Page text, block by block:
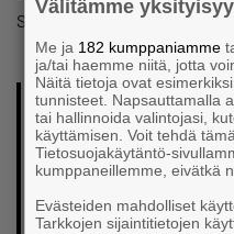
Savon Yrittäjien
”Yrityksen
katsoa
mielipiteet sivuun
pöydälle, on hyvä
Välitämme
Me ja 182 kumppaniamme
ja/tai haemme niitä, jotta
Näitä tietoja ovat
tunnisteet. Napsauttamalla
tai hallinnoida valintojasi,
käyttämisen. Voit tehdä
Tietosuojakäytäntö-
kumppaneillemme, eivätkä
Evästeiden mahdolliset
Tarkkojen sijaintitietojen